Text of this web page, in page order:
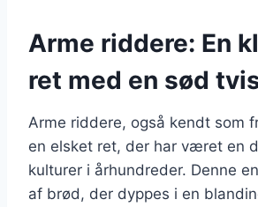
Arme riddere: En
ret med en sød
Arme riddere, også kendt som
en elsket ret, der har været en
kulturer i århundreder. Denne
af brød, der dyppes i en